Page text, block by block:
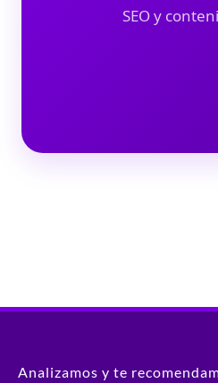
SEO y
Analizamos y te